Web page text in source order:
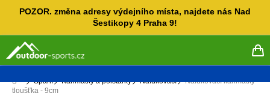
POZOR. změna adresy výdejního místa, najdete nás Nad
Šestikopy 4 Praha 9!
Domů
Spaní Karimatky a polštářky Nafukovací
Nafukovací karimatky
tloušťka - 9cm